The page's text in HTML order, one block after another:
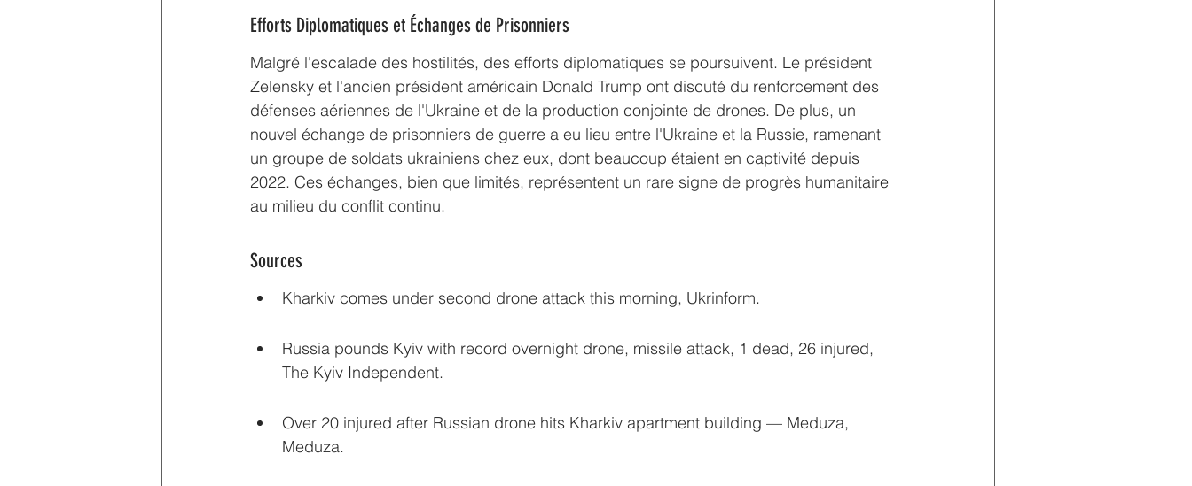
Efforts Diplomatiques et Échanges de Prisonniers
Malgré l'escalade des hostilités, des efforts diplomatiques se poursuivent. Le président
Zelensky et l'ancien président américain Donald Trump ont discuté du renforcement des
défenses aériennes de l'Ukraine et de la production conjointe de drones. De plus, un
nouvel échange de prisonniers de guerre a eu lieu entre l'Ukraine et la Russie, ramenant
un groupe de soldats ukrainiens chez eux, dont beaucoup étaient en captivité depuis
2022. Ces échanges, bien que limités, représentent un rare signe de progrès humanitaire
au milieu du conflit continu.
Sources
Kharkiv comes under second drone attack this morning, Ukrinform.
Russia pounds Kyiv with record overnight drone, missile attack, 1 dead, 26 injured,
The Kyiv Independent.
Over 20 injured after Russian drone hits Kharkiv apartment building — Meduza,
Meduza.